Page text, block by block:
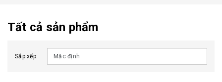
Tất cả sản phẩm
Sắp xếp: